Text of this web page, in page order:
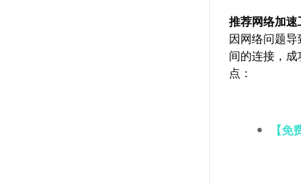
推荐网络加速
因网络问题
间的连接，成
点：
【免